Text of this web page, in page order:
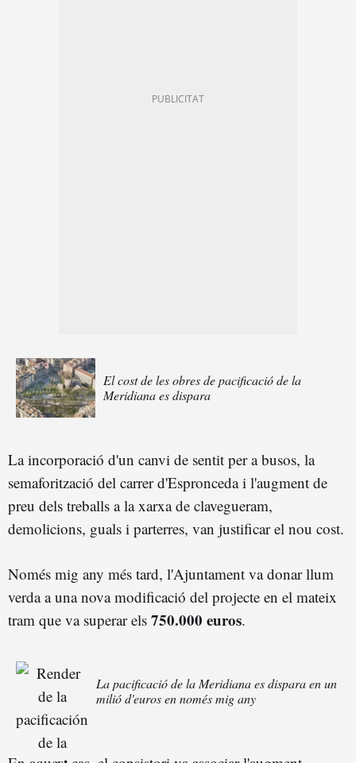
El cost de les obres de pacificació de la
Meridiana es dispara
La incorporació d'un canvi de sentit per a busos, la
semaforització del carrer d'Espronceda i l'augment de
preu dels treballs a la xarxa de clavegueram,
demolicions, guals i parterres, van justificar el nou cost.
Només mig any més tard, l'Ajuntament va donar llum
verda a una nova modificació del projecte en el mateix
tram que va superar els 750.000 euros.
La pacificació de la Meridiana es dispara en un
milió d'euros en només mig any